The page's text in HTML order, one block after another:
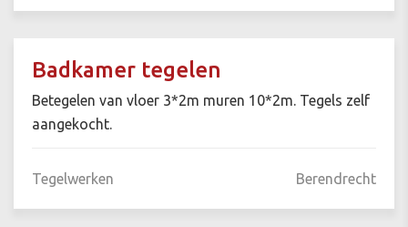
Badkamer tegelen
Betegelen van vloer 3*2m muren 10*2m. Tegels zelf
aangekocht.
Tegelwerken Berendrecht